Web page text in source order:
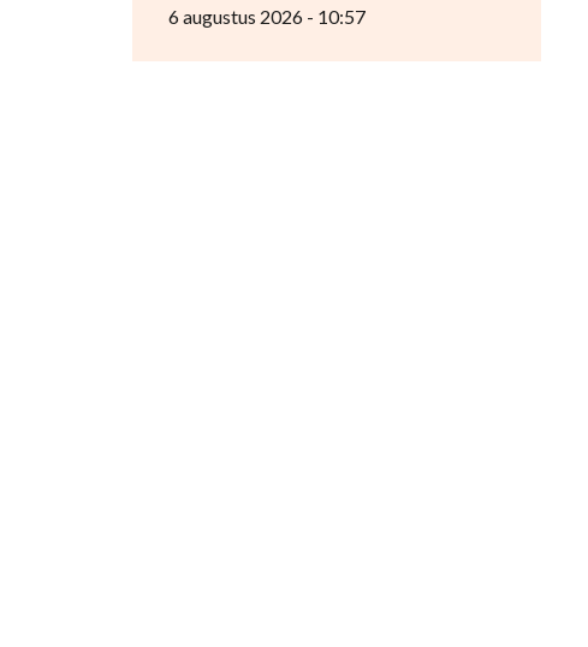
6 augustus 2026 - 10:57